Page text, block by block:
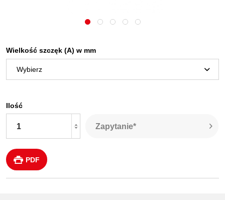
Wielkość szczęk (A) w mm
Ilość
Zapytanie*
PDF